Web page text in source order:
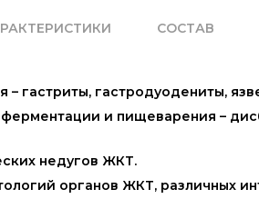
СОСТАВ
гастриты, гастродуодениты,
и пищеварения –
недугов ЖКТ.
органов ЖКТ, различных